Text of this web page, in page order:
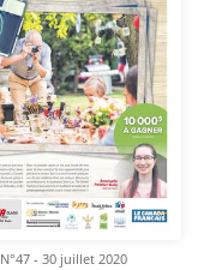
N°47 - 30 juillet 2020